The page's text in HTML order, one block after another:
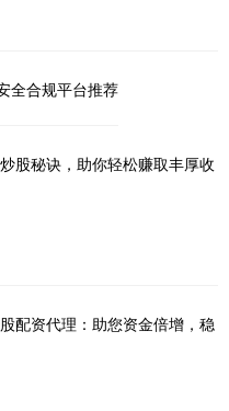
全合规平台推荐
股秘诀，助你轻松赚取丰厚收
配资代理：助您资金倍增，稳